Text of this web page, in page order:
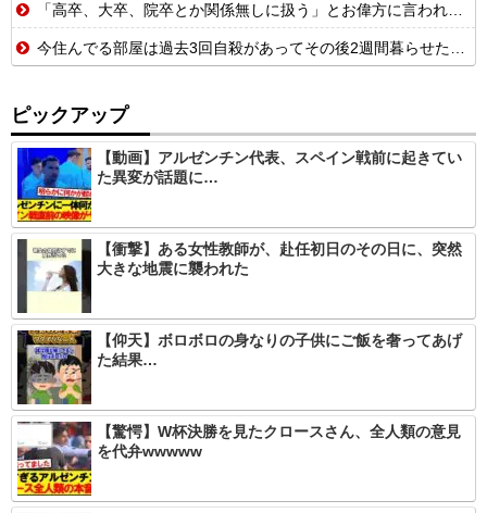
「高卒、大卒、院卒とか関係無しに扱う」とお偉方に言われた修士卒の女の子が...
今住んでる部屋は過去3回自殺があってその後2週間暮らせた人は居なかったらしい【再】
ピックアップ
【動画】アルゼンチン代表、スペイン戦前に起きてい
た異変が話題に…
【衝撃】ある女性教師が、赴任初日のその日に、突然
大きな地震に襲われた
【仰天】ボロボロの身なりの子供にご飯を奢ってあげ
た結果…
【驚愕】W杯決勝を見たクロースさん、全人類の意見
を代弁wwwww